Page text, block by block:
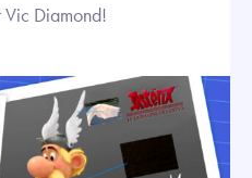
Diamond!